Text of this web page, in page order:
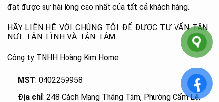
đạt được sự hài lòng cao nhất của tất cả khách hàng.
HÃY LIÊN HỆ VỚI CHÚNG TÔI ĐỂ ĐƯỢC TƯ VẤN TẬN
NƠI, TẬN TÌNH VÀ TẬN TÂM.
Công ty TNHH Hoàng Kim Home
MST: 0402259958
Địa chỉ: 248 Cách Mạng Tháng Tám, Phường Cẩm Lệ,